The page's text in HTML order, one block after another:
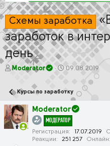
Схемы заработка
заработок в
день
А
о
р
т
е
Moderator
Д
а
а
ч
а
л
09.08.2019
Курсы по заработку
Moderator
МОДЕРАТОР
Регистрация 17.07.2019
Реакции
251 257 Онлайн